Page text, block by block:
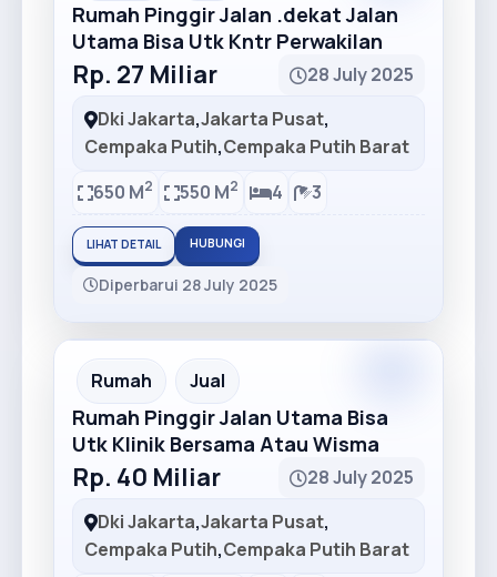
Rumah Pinggir Jalan .dekat Jalan
Utama Bisa Utk Kntr Perwakilan
Rp. 27 Miliar
28 July 2025
Dki Jakarta,Jakarta Pusat,
Cempaka Putih,Cempaka Putih Barat
650 M2 550 M2 4 3
LIHAT DETAIL HUBUNGI
Diperbarui 28 July 2025
Recommended
Rumah Jual
Rumah Pinggir Jalan Utama Bisa
Utk Klinik Bersama Atau Wisma
Rp. 40 Miliar
28 July 2025
Dki Jakarta,Jakarta Pusat,
Cempaka Putih,Cempaka Putih Barat